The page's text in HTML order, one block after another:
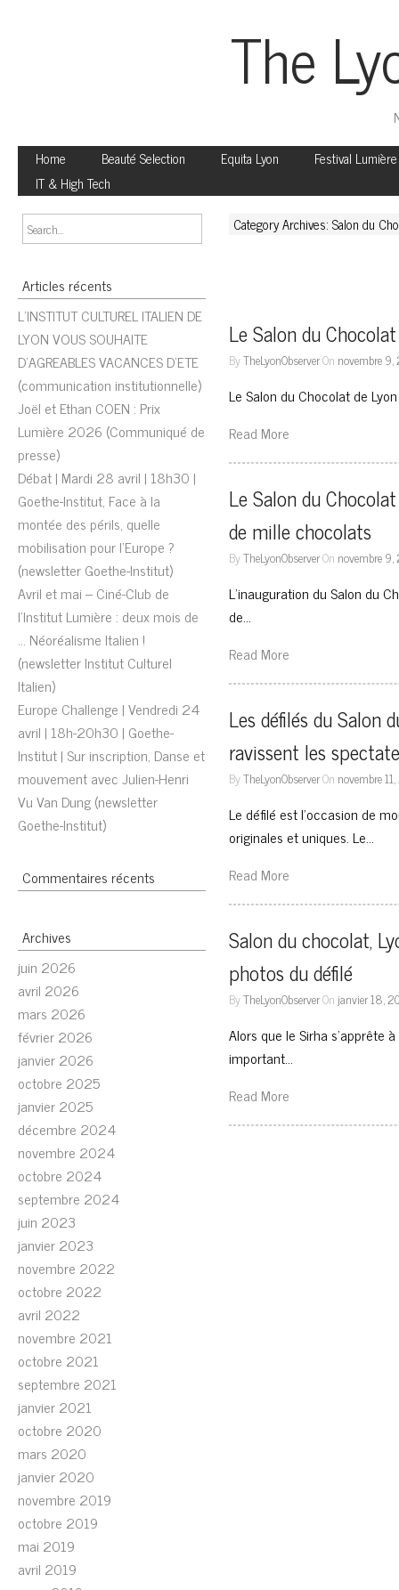
The
Home
Beauté Selection Equita Lyon
Festival Lumière
IT & High Tech
Articles récents
L’INSTITUT CULTUREL ITALIEN DE
LYON VOUS SOUHAITE
D’AGREABLES VACANCES D’ETE
(communication institutionnelle)
Joël et Ethan COEN : Prix
Lumière 2026 (Communiqué de
presse)
Débat | Mardi 28 avril | 18h30 |
Goethe-Institut, Face à la
montée des périls, quelle
mobilisation pour l’Europe ?
(newsletter Goethe-Institut)
Avril et mai – Ciné-Club de
l’Institut Lumière : deux mois de
… Néoréalisme Italien !
(newsletter Institut Culturel
Italien)
Europe Challenge | Vendredi 24
avril | 18h-20h30 | Goethe-
Institut | Sur inscription, Danse et
mouvement avec Julien-Henri
Vu Van Dung (newsletter
Goethe-Institut)
Commentaires récents
Archives
juin 2026
avril 2026
mars 2026
février 2026
janvier 2026
octobre 2025
janvier 2025
décembre 2024
novembre 2024
octobre 2024
septembre 2024
juin 2023
janvier 2023
novembre 2022
octobre 2022
avril 2022
novembre 2021
octobre 2021
septembre 2021
janvier 2021
octobre 2020
mars 2020
janvier 2020
novembre 2019
octobre 2019
mai 2019
avril 2019
Category Archives: Salon du
Le Salon du
ByTheLyonObserverOn novembre
Le Salon du Chocolat de
Read More
Le Salon du
de mille chocolats
ByTheLyonObserverOn novembre
L’inauguration du Salon du
de…
Read More
Les défilés du Salon
ravissent les
ByTheLyonObserverOn novembre
Le défilé est l’occasion de
originales et uniques. Le…
Read More
Salon du chocolat,
photos du défilé
ByTheLyonObserverOn janvier 18,
Alors que le Sirha s’apprête
important…
Read More